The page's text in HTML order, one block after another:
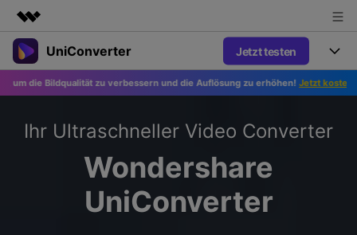
Top-Produkte
KI-gestützte digitale Kreativität
Überblick
Über uns
UniConverter Jetzt testen
Produkte
UniConverter-Video Converter
UniConverter für Windows
UniConverter für Mac
Funktionen
Sprache-zu-Text
Audio und Video.
Online-Tools
Online Kompressor
Neu
zu verbessern und die Auflösung zu erhöhen! Jetzt kostenlos den
Ihr Ultraschneller Video Converter
Wondershare
UniConverter